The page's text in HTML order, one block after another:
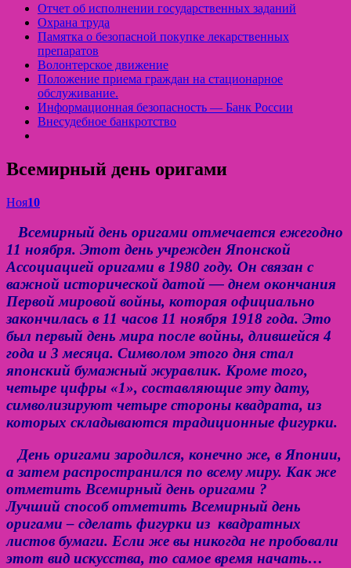
Отчет об исполнении государственных заданий
Охрана труда
Памятка о безопасной покупке лекарственных
препаратов
Волонтерское движение
Положение приема граждан на стационарное
обслуживание.
Информационная безопасность — Банк России
Внесудебное банкротство
Всемирный день оригами
Ноя10
Всемирный день оригами отмечается ежегодно
11 ноября. Этот день учрежден Японской
Ассоциацией оригами в 1980 году. Он связан с
важной исторической датой — днем окончания
Первой мировой войны, которая официально
закончилась в 11 часов 11 ноября 1918 года. Это
был первый день мира после войны, длившейся 4
года и 3 месяца. Символом этого дня стал
японский бумажный журавлик. Кроме того,
четыре цифры «1», составляющие эту дату,
символизируют четыре стороны квадрата, из
которых складываются традиционные фигурки.
День оригами зародился, конечно же, в Японии,
а затем распространился по всему миру. Как же
отметить Всемирный день оригами ?
Лучший способ отметить Всемирный день
оригами – сделать фигурки из квадратных
листов бумаги. Если же вы никогда не пробовали
этот вид искусства, то самое время начать…